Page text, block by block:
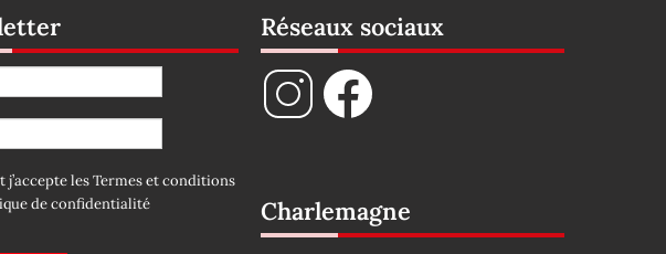
j’accepte lesTermes et conditions
de confidentialité
Réseaux sociaux
Charlemagne